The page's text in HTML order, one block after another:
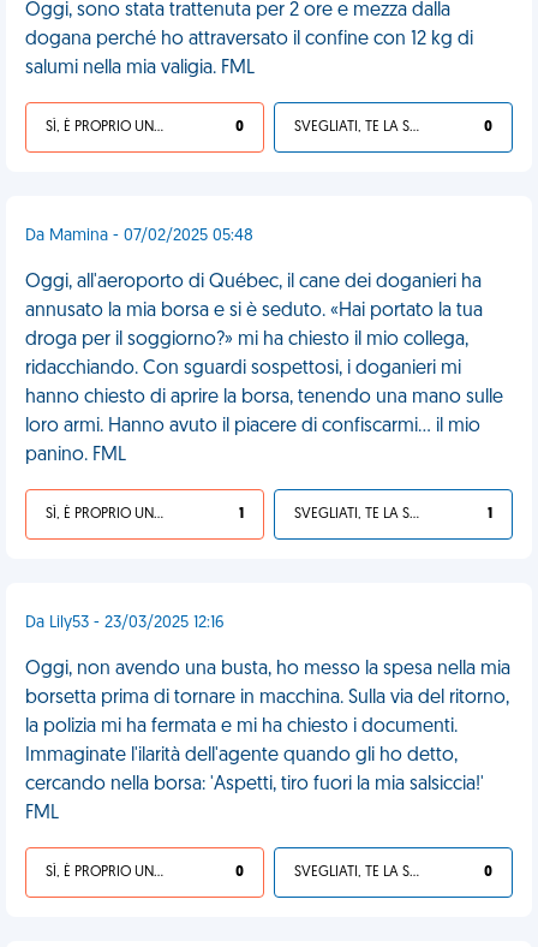
Oggi, sono stata trattenuta per 2 ore e mezza dalla
dogana perché ho attraversato il confine con 12 kg di
salumi nella mia valigia. FML
SÌ, È PROPRIO UNA VDM! 0 SVEGLIATI, TE LA SEI CERCATA! 0
Da Mamina - 07/02/2025 05:48
Oggi, all'aeroporto di Québec, il cane dei doganieri ha
annusato la mia borsa e si è seduto. «Hai portato la tua
droga per il soggiorno?» mi ha chiesto il mio collega,
ridacchiando. Con sguardi sospettosi, i doganieri mi
hanno chiesto di aprire la borsa, tenendo una mano sulle
loro armi. Hanno avuto il piacere di confiscarmi... il mio
panino. FML
SÌ, È PROPRIO UNA VDM! 1 SVEGLIATI, TE LA SEI CERCATA! 1
Da Lily53 - 23/03/2025 12:16
Oggi, non avendo una busta, ho messo la spesa nella mia
borsetta prima di tornare in macchina. Sulla via del ritorno,
la polizia mi ha fermata e mi ha chiesto i documenti.
Immaginate l'ilarità dell'agente quando gli ho detto,
cercando nella borsa: 'Aspetti, tiro fuori la mia salsiccia!'
FML
SÌ, È PROPRIO UNA VDM! 0 SVEGLIATI, TE LA SEI CERCATA! 0